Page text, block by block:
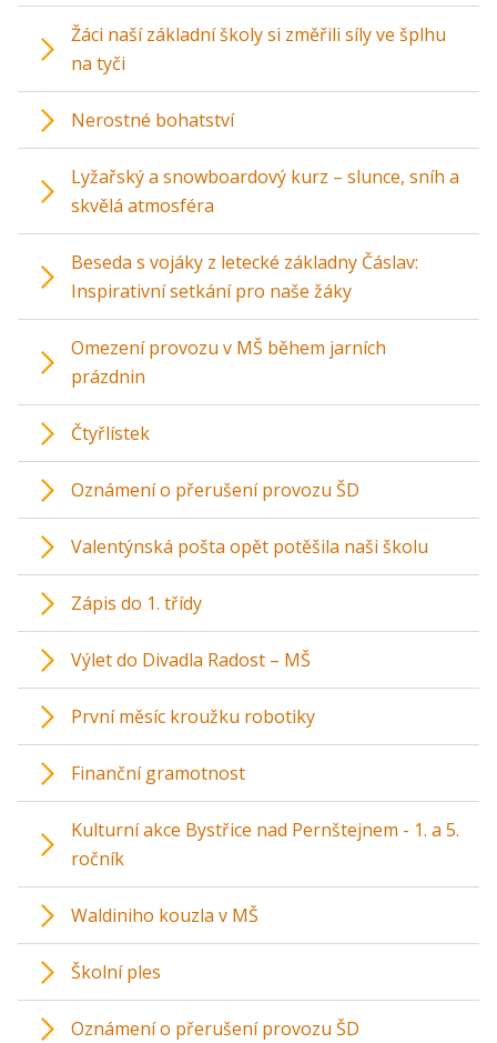
Žáci naší základní školy si změřili síly ve šplhu
na tyči
Nerostné bohatství
Lyžařský a snowboardový kurz – slunce, sníh a
skvělá atmosféra
Beseda s vojáky z letecké základny Čáslav:
Inspirativní setkání pro naše žáky
Omezení provozu v MŠ během jarních
prázdnin
Čtyřlístek
Oznámení o přerušení provozu ŠD
Valentýnská pošta opět potěšila naši školu
Zápis do 1. třídy
Výlet do Divadla Radost – MŠ
První měsíc kroužku robotiky
Finanční gramotnost
Kulturní akce Bystřice nad Pernštejnem - 1. a 5.
ročník
Waldiniho kouzla v MŠ
Školní ples
Oznámení o přerušení provozu ŠD